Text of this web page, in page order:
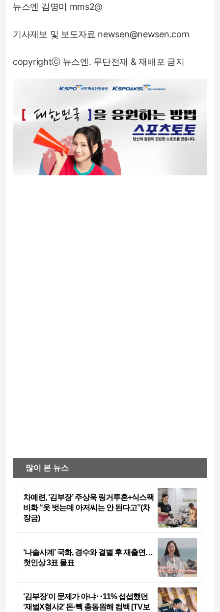
뉴스엔 김명미 mms2@
기사제보 및 보도자료 newsen@newsen.com
copyrightⓒ 뉴스엔. 무단전재 & 재배포 금지
많이 본 뉴스
차예련, ‘김부장’ 주상욱 링거투혼+식스팩
비화 “옷 벗는데 아저씨는 안 된다고”(차
장금)
‘나솔사계’ 국화, 경수와 결별 후 재출연…
첫인상 3표 몰표
‘김부장’이 문제가 아냐‥11% 섭섭했던
‘재벌X형사2’ 돈·빽 총동원해 컴백 [TV보